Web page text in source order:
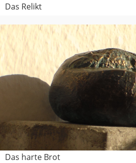
Das Relikt
Das harte Brot